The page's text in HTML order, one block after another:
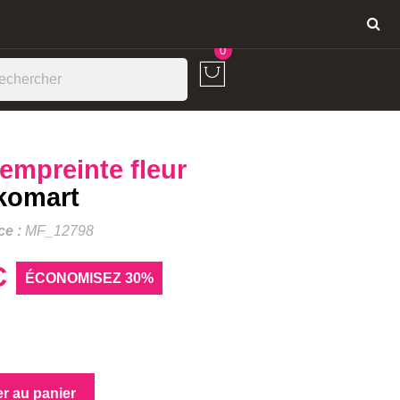
0
fleur
: MF_12798
ÉCONOMISEZ 30%
au panier